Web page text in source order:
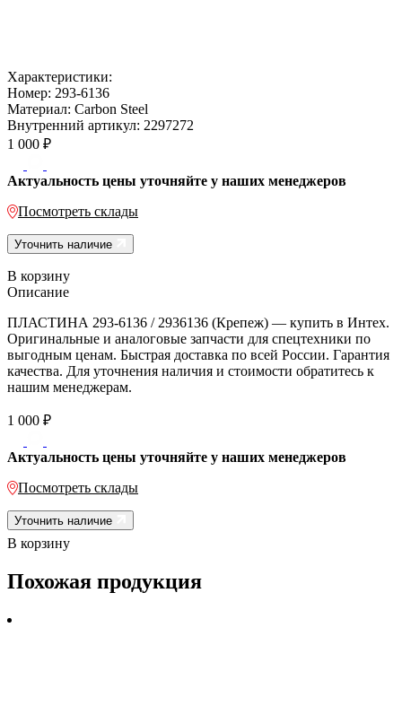
Характеристики:
Номер: 293-6136
Материал: Carbon Steel
Внутренний артикул: 2297272
1 000 ₽
Актуальность цены уточняйте у наших менеджеров
Посмотреть склады
Уточнить наличие
В корзину
Описание
ПЛАСТИНА 293-6136 / 2936136 (Крепеж) — купить в Интех.
Оригинальные и аналоговые запчасти для спецтехники по
выгодным ценам. Быстрая доставка по всей России. Гарантия
качества. Для уточнения наличия и стоимости обратитесь к
нашим менеджерам.
1 000 ₽
Актуальность цены уточняйте у наших менеджеров
Посмотреть склады
Уточнить наличие
В корзину
Похожая продукция